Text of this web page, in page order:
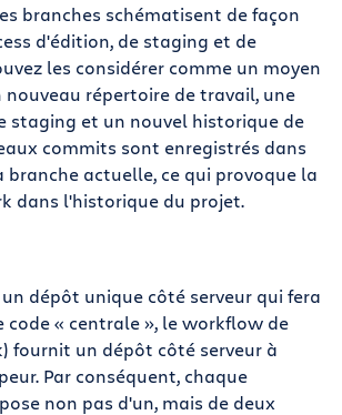
branches schématisent de façon
d'édition, de staging et de
les considérer comme un moyen
nouveau répertoire de travail, une
staging et un nouvel historique de
commits sont enregistrés dans
branche actuelle, ce qui provoque la
dans l'historique du projet.
dépôt unique côté serveur qui fera
code « centrale », le workflow de
fournit un dépôt côté serveur à
Par conséquent, chaque
non pas d'un, mais de deux